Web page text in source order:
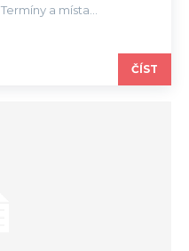
metodické materiály zdarma. Termíny a místa...
ČÍST